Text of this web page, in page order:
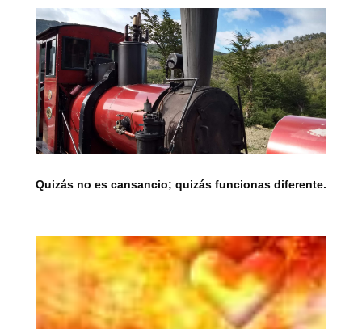
Quizás no es cansancio; quizás funcionas diferente.